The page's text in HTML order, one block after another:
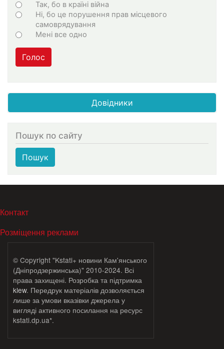
Варіанти
Так, бо в країні війна
Ні, бо це порушення прав місцевого
самоврядування
Мені все одно
Голос
Довідники
Пошук по сайту
Пошук
МЕНЮ В ПОДВАЛЕ
Контакт
Розміщення реклами
© Copyright "Kstati+ новини Кам'янського
(Дніпродзержинська)" 2010-2024. Всі
права захищені. Розробка та підтримка
klew. Передрук матеріалів дозволяється
лише за умови вказівки джерела у
вигляді активного посилання на ресурс
kstati.dp.ua*.